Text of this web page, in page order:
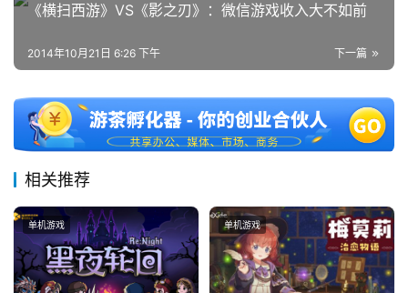
《横扫西游》VS《影之刃》：微信游戏收入大不如前
下一篇
2014年10月21日 6:26 下午
相关推荐
单机游戏 单机游戏